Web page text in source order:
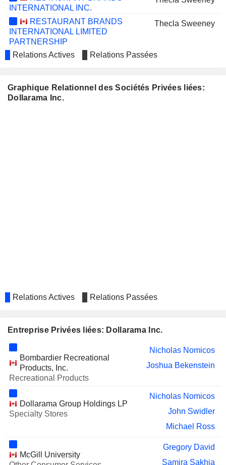
INTERNATIONAL INC.
RESTAURANT BRANDS
INTERNATIONAL LIMITED
PARTNERSHIP
Thecla Sweeney
BRP INC.
Nicholas Nomicos
Michael Ross
Relations Actives Relations Passées
Graphique Relationnel des Sociétés Privées liées:
Dollarama Inc.
Relations Actives Relations Passées
Entreprise Privées liées: Dollarama Inc.
Bombardier Recreational
Products, Inc.
Recreational Products
Nicholas Nomicos
Joshua Bekenstein
Dollarama Group Holdings LP
Specialty Stores
Nicholas Nomicos
John Swidler
Michael Ross
McGill University
Gregory David
Samira Sakhia